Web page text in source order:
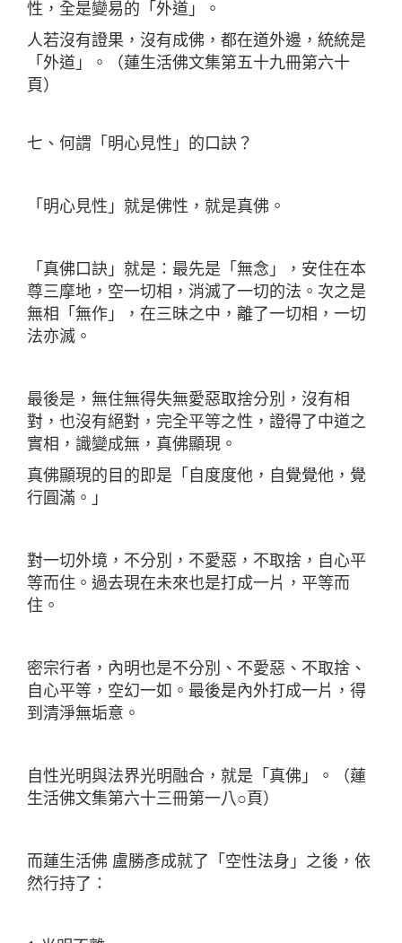
性，全是變易的「外道」。
人若沒有證果，沒有成佛，都在道外邊，統統是
「外道」。（蓮生活佛文集第五十九冊第六十
頁）
七、何謂「明心見性」的口訣？
「明心見性」就是佛性，就是真佛。
「真佛口訣」就是：最先是「無念」，安住在本
尊三摩地，空一切相，消滅了一切的法。次之是
無相「無作」，在三昧之中，離了一切相，一切
法亦滅。
最後是，無住無得失無愛惡取捨分別，沒有相
對，也沒有絕對，完全平等之性，證得了中道之
實相，識變成無，真佛顯現。
真佛顯現的目的即是「自度度他，自覺覺他，覺
行圓滿。」
對一切外境，不分別，不愛惡，不取捨，自心平
等而住。過去現在未來也是打成一片，平等而
住。
密宗行者，內明也是不分別、不愛惡、不取捨、
自心平等，空幻一如。最後是內外打成一片，得
到清淨無垢意。
自性光明與法界光明融合，就是「真佛」。（蓮
生活佛文集第六十三冊第一八○頁）
而蓮生活佛 盧勝彥成就了「空性法身」之後，依
然行持了：